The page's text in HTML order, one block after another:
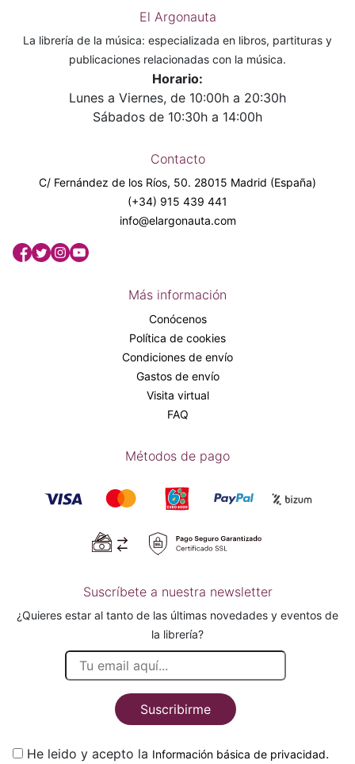
El Argonauta
La librería de la música: especializada en libros, partituras y
publicaciones relacionadas con la música.
Horario:
Lunes a Viernes, de 10:00h a 20:30h
Sábados de 10:30h a 14:00h
Contacto
C/ Fernández de los Ríos, 50. 28015 Madrid (España)
(+34) 915 439 441
info@elargonauta.com
Más información
Conócenos
Política de cookies
Condiciones de envío
Gastos de envío
Visita virtual
FAQ
Métodos de pago
Suscríbete a nuestra newsletter
¿Quieres estar al tanto de las últimas novedades y eventos de
la librería?
Suscribirme
He leido y acepto la Información básica de privacidad.